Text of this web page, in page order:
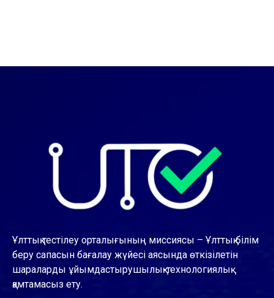
Ұлттық тестілеу орталығының миссиясы – Ұлттық білім
беру сапасын бағалау жүйесі аясында өткізілетін
шараларды ұйымдастырушылық-технологиялық
қамтамасыз ету.